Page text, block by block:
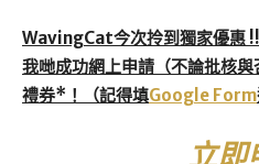
WavingCat今次拎到獨家優惠
我哋成功網上申請（不論批核
禮券*！（記得填Google Form
立即